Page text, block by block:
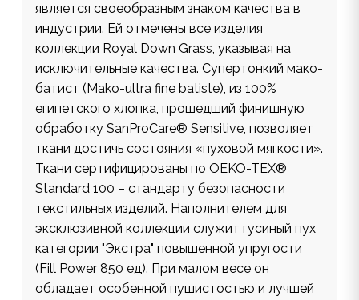
является своеобразным знаком качества в
индустрии. Ей отмечены все изделия
коллекции Royal Down Grass, указывая на
исключительные качества. Супертонкий мако-
батист (Mako-ultra fine batiste), из 100%
египетского хлопка, прошедший финишную
обработку SanProCare® Sensitive, позволяет
ткани достичь состояния «пуховой мягкости».
Ткани сертифицированы по OEKO-TEX®
Standard 100 – стандарту безопасности
текстильных изделий. Наполнителем для
эксклюзивной коллекции служит гусиный пух
категории "Экстра" повышенной упругости
(Fill Power 850 ед). При малом весе он
обладает особенной пушистостью и лучшей